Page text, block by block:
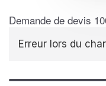
Demande de devis
Erreur lors du